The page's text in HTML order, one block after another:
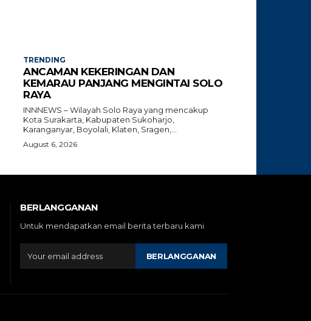
TRENDING
ANCAMAN KEKERINGAN DAN
KEMARAU PANJANG MENGINTAI SOLO
RAYA
INNNEWS – Wilayah Solo Raya yang mencakup
Kota Surakarta, Kabupaten Sukoharjo,
Karanganyar, Boyolali, Klaten, Sragen,...
August 6, 2026
BERLANGGANAN
Untuk mendapatkan email berita terbaru kami
BERLANGGANAN